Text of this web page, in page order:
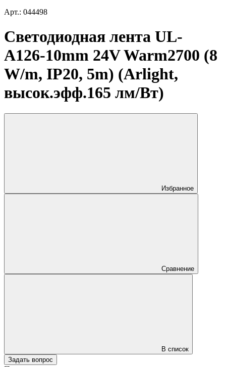
Арт.: 044498
Светодиодная лента UL-
A126-10mm 24V Warm2700 (8
W/m, IP20, 5m) (Arlight,
высок.эфф.165 лм/Вт)
Избранное
Сравнение
В список
Задать вопрос